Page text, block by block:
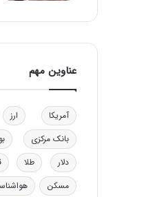
خ
د
ر
و
ه
ا
ی
ب
ا
ک
عناوین مهم
آمریکا ارز
بانک مرکزی
دلار
طلا
مسکن